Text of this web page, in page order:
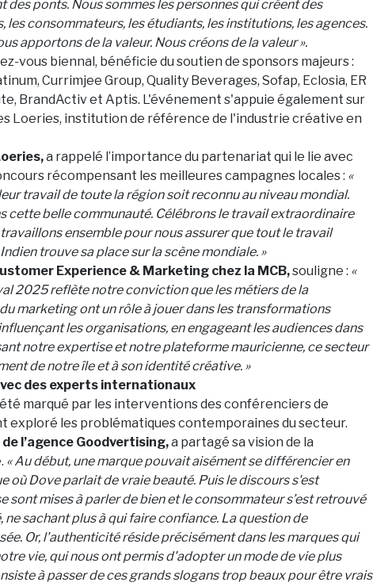
des ponts. Nous sommes les personnes qui créent des
les consommateurs, les étudiants, les institutions, les agences.
apportons de la valeur. Nous créons de la valeur ».
vous biennal, bénéficie du soutien de sponsors majeurs :
Currimjee Group, Quality Beverages, Sofap, Eclosia, ER
BrandActiv et Aptis. L'événement s'appuie également sur
Loeries, institution de référence de l'industrie créative en
a rappelé l’importance du partenariat qui le lie avec
récompensant les meilleures campagnes locales : «
travail de toute la région soit reconnu au niveau mondial.
cette belle communauté. Célébrons le travail extraordinaire
ensemble pour nous assurer que tout le travail
trouve sa place sur la scène mondiale. »
Experience & Marketing chez la MCB,souligne : «
2025 reflète notre conviction que les métiers de la
marketing ont un rôle à jouer dans les transformations
les organisations, en engageant les audiences dans
notre expertise et notre plateforme mauricienne, ce secteur
de notre île et à son identité créative. »
des experts internationaux
marqué par les interventions des conférenciers de
exploré les problématiques contemporaines du secteur.
l’agence Goodvertising,a partagé sa vision de la
« Au début, une marque pouvait aisément se différencier en
où Dove parlait de vraie beauté. Puis le discours s'est
sont mises à parler de bien et le consommateur s’est retrouvé
ne sachant plus à qui faire confiance. La question de
Or, l'authenticité réside précisément dans les marques qui
vie, qui nous ont permis d'adopter un mode de vie plus
à passer de ces grands slogans trop beaux pour être vrais